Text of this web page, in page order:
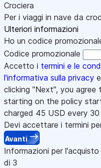
Crociera
Per i viaggi in nave da
Ulteriori informazioni
Ho un codice
Codice promozionale
Accetto i termini e le
l'informativa sulla privacy e
clicking "Next", you
starting on the policy
charged 45 USD every
Devi accettare i termini
Avanti
Informazioni per l'acquisto
di 3